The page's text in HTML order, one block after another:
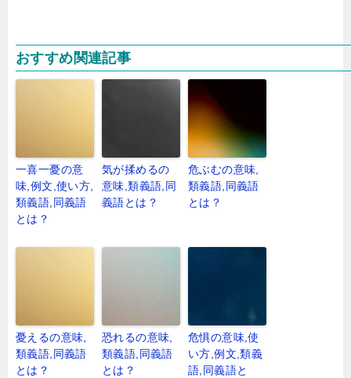
おすすめ関連記事
一喜一憂の意
味,例文,使い方,
類義語,同義語
とは？
気が揉めるの
意味,類義語,同
義語とは？
危ぶむの意味,
類義語,同義語
とは？
憂えるの意味,
類義語,同義語
とは？
恐れるの意味,
類義語,同義語
とは？
危惧の意味,使
い方,例文,類義
語,同義語と